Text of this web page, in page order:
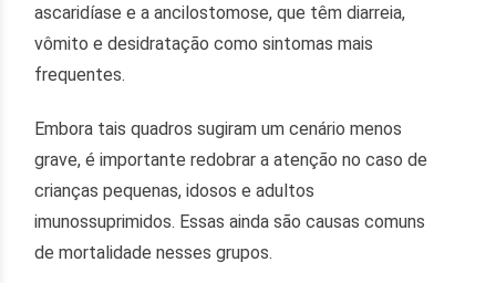
ascaridíase e a ancilostomose, que têm diarreia,
vômito e desidratação como sintomas mais
frequentes.
Embora tais quadros sugiram um cenário menos
grave, é importante redobrar a atenção no caso de
crianças pequenas, idosos e adultos
imunossuprimidos. Essas ainda são causas comuns
de mortalidade nesses grupos.